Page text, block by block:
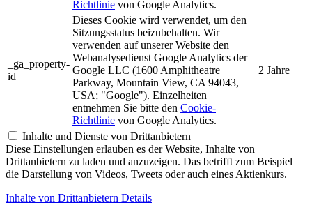
Richtlinie von Google Analytics.
_ga_property-
id
Dieses Cookie wird verwendet, um den
Sitzungsstatus beizubehalten. Wir
verwenden auf unserer Website den
Webanalysedienst Google Analytics der
Google LLC (1600 Amphitheatre
Parkway, Mountain View, CA 94043,
USA; "Google"). Einzelheiten
entnehmen Sie bitte den Cookie-
Richtlinie von Google Analytics.
2 Jahre
Inhalte und Dienste von Drittanbietern
Diese Einstellungen erlauben es der Website, Inhalte von
Drittanbietern zu laden und anzuzeigen. Das betrifft zum Beispiel
die Darstellung von Videos, Tweets oder auch eines Aktienkurs.
Inhalte von Drittanbietern Details